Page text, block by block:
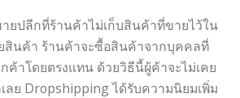
ยปลีกที่ร้านค้าไม่เก็บสินค้าที่ขายไว้ใน
สินค้า ร้านค้าจะซื้อสินค้าจากบุคคลที่
ค้าโดยตรงแทน ด้วยวิธีนี้ผู้ค้าจะไม่เคย
ลย Dropshipping ได้รับความนิยมเพิ่ม